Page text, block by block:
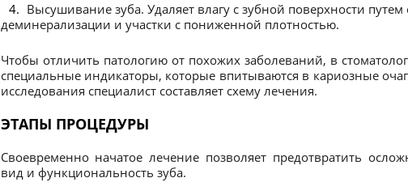
Высушивание зуба. Удаляет влагу с зубной поверхности
деминерализации и участки с пониженной плотностью.
Чтобы отличить патологию от похожих заболеваний, в
специальные индикаторы, которые впитываются в кариозные
исследования специалист составляет схему лечения.
ЭТАПЫ ПРОЦЕДУРЫ
Своевременно начатое лечение позволяет предотвратить
вид и функциональность зуба.